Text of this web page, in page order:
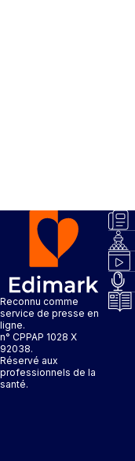
Reconnu comme
service de presse en
ligne.
n° CPPAP 1028 X
92038.
Réservé aux
professionnels de la
santé.